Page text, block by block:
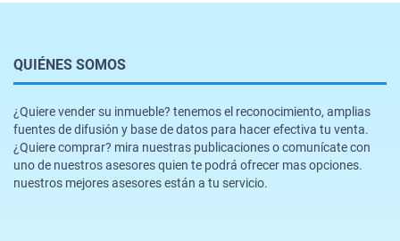
QUIÉNES SOMOS
¿Quiere vender su inmueble? tenemos el reconocimiento, amplias
fuentes de difusión y base de datos para hacer efectiva tu venta.
¿Quiere comprar? mira nuestras publicaciones o comunícate con
uno de nuestros asesores quien te podrá ofrecer mas opciones.
nuestros mejores asesores están a tu servicio.